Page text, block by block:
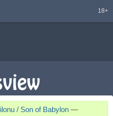
18+
/ Son of Babylon —